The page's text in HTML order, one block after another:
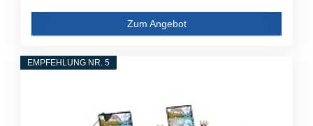
Zum Angebot
EMPFEHLUNG NR. 5